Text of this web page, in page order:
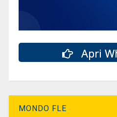
Apri
MONDO FLE